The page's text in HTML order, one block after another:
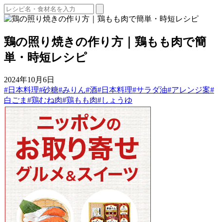
鶏の照り焼きの作り方｜鶏もも肉で簡
単・時短レシピ
2024年10月6日
#日本料理#砂糖#みりん#酒#日本料理#サラダ油#アレンジ案#
白ごま #鶏むね肉#鶏もも肉#しょうゆ